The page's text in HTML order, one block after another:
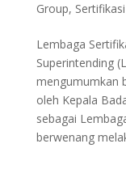
Group, Sertifikasi
Lembaga
Superintending
mengumumkan
oleh Kepala
sebagai
berwenang